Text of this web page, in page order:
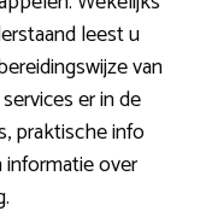
leest u
van
er in de
praktische info
over